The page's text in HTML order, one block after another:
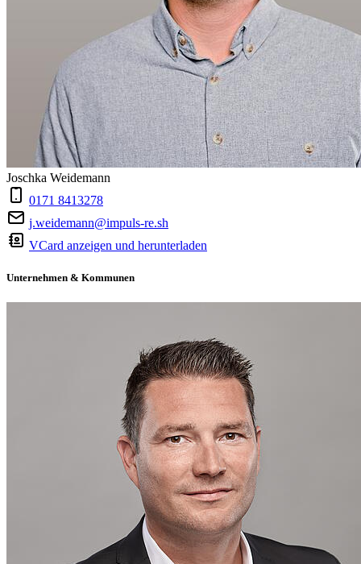
Joschka Weidemann
0171 8413278
j.weidemann@impuls-re.sh
VCard anzeigen und herunterladen
Unternehmen & Kommunen